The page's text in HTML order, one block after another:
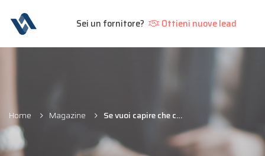
Sei un fornitore? Ottieni nuove lead
Home Magazine Se vuoi capire che cosa cercano i tuoi clienti, analizza il loro comportamento online